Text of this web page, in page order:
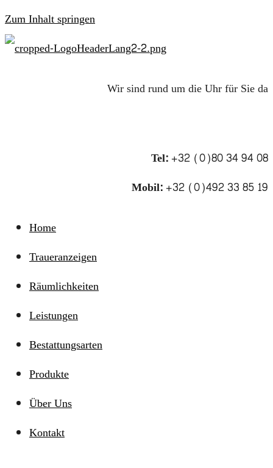
Zum Inhalt springen
Wir sind rund um die Uhr für Sie da
Tel:+32 (0)80 34 94 08
Mobil:+32 (0)492 33 85 19
Home
Traueranzeigen
Räumlichkeiten
Leistungen
Bestattungsarten
Produkte
Über Uns
Kontakt